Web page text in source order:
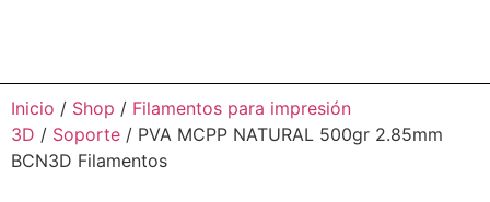
Inicio / Shop / Filamentos para impresión
3D / Soporte / PVA MCPP NATURAL 500gr 2.85mm
BCN3D Filamentos